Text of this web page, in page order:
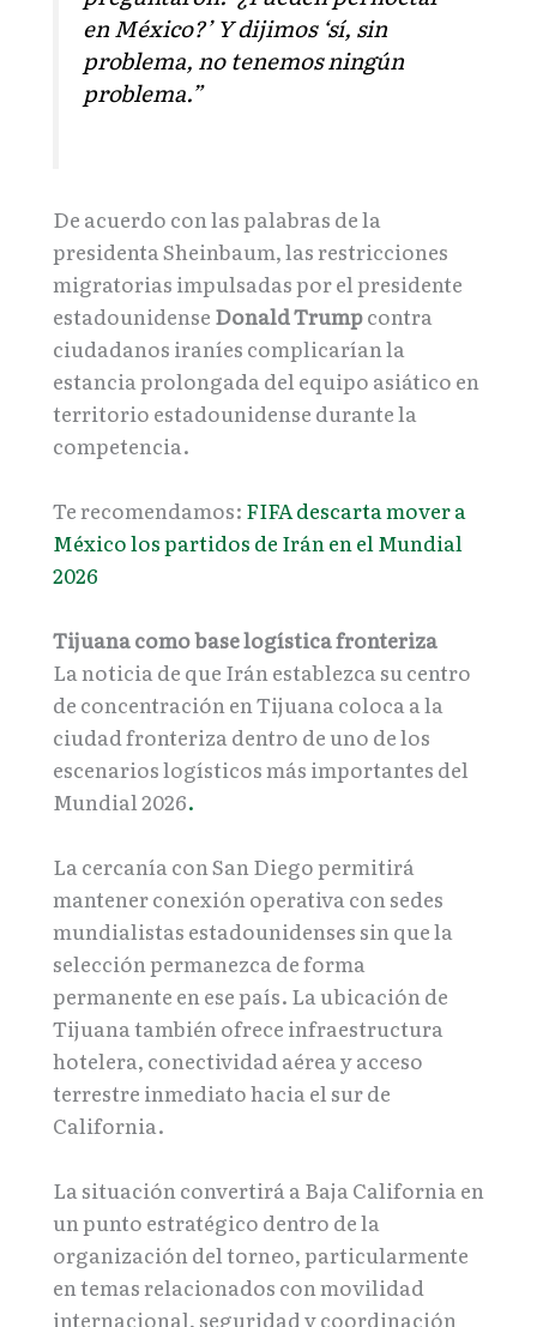
en México?’ Y dijimos ‘sí, sin
problema, no tenemos ningún
problema.”
De acuerdo con las palabras de la
presidenta Sheinbaum, las restricciones
migratorias impulsadas por el presidente
estadounidense Donald Trumpcontra
ciudadanos iraníes complicarían la
estancia prolongada del equipo asiático en
territorio estadounidense durante la
competencia.
Te recomendamos: FIFA descarta mover a
México los partidos de Irán en el Mundial
2026
Tijuana como base logística fronteriza
La noticia de que Irán establezca su centro
de concentración en Tijuana coloca a la
ciudad fronteriza dentro de uno de los
escenarios logísticos más importantes del
Mundial 2026.
La cercanía con San Diego permitirá
mantener conexión operativa con sedes
mundialistas estadounidenses sin que la
selección permanezca de forma
permanente en ese país. La ubicación de
Tijuana también ofrece infraestructura
hotelera, conectividad aérea y acceso
terrestre inmediato hacia el sur de
California.
La situación convertirá a Baja California en
un punto estratégico dentro de la
organización del torneo, particularmente
en temas relacionados con movilidad
internacional, seguridad y coordinación